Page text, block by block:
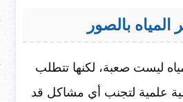
بالصور
ليست صعبة، لكنها تتطلب
علمية لتجنب أي مشاكل قد